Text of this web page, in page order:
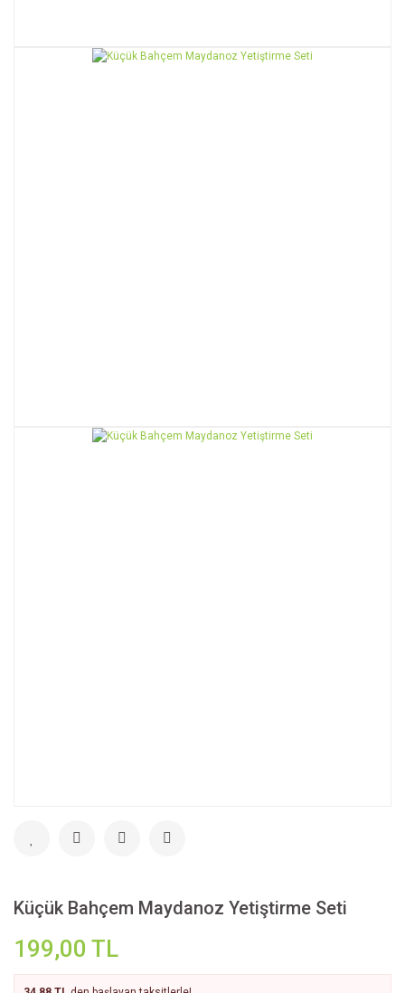
Küçük Bahçem Maydanoz Yetiştirme Seti
199,00 TL